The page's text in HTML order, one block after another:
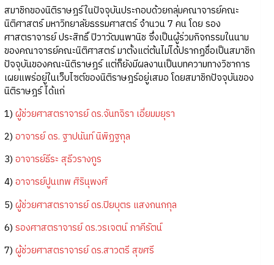
สมาชิกของนิติราษฎร์ในปัจจุบันประกอบด้วยกลุ่มคณาจารย์คณะ
นิติศาสตร์ มหาวิทยาลัยธรรมศาสตร์ จำนวน 7 คน โดย รอง
ศาสตราจารย์ ประสิทธิ์ ปิวาวัฒนพานิช ซึ่งเป็นผู้ร่วมกิจกรรมในนาม
ของคณาจารย์คณะนิติศาสตร์ มาตั้งแต่ต้นไม่ได้ปรากฏชื่อเป็นสมาชิก
ปัจจุบันของคณะนิติราษฎร์ แต่ก็ยังมีผลงานเป็นบทความทางวิชาการ
เผยแพร่อยู่ในเว็บไซต์ของนิติราษฎร์อยู่เสมอ โดยสมาชิกปัจจุบันของ
นิติราษฎร์ ได้แก่
1) ผู้ช่วยศาสตราจารย์ ดร.จันทจิรา เอี่ยมมยุรา
2) อาจารย์ ดร. ฐาปนันท์ นิพิฏฐกุล
3) อาจารย์ธีระ สุธีวรางกูร
4) อาจารย์ปูนเทพ ศิรินุพงศ์
5) ผู้ช่วยศาสตราจารย์ ดร.ปิยบุตร แสงกนกกุล
6) รองศาสตราจารย์ ดร.วรเจตน์ ภาคีรัตน์
7) ผู้ช่วยศาสตราจารย์ ดร.สาวตรี สุขศรี